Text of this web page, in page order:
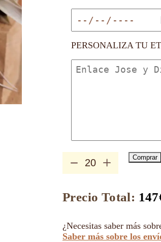
PERSONALIZA TU
Mermelada
Artesanal
Cerezas
cantidad
Comprar
Precio Total: 147
¿Necesitas saber más
Saber más sobre los